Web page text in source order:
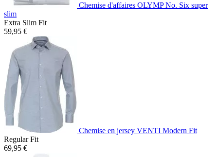
Chemise d'affaires OLYMP No. Six super
slim
Extra Slim Fit
59,95 €
Chemise en jersey VENTI Modern Fit
Regular Fit
69,95 €